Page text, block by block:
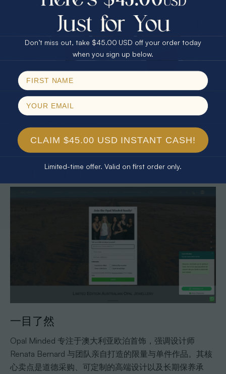
实际使用场景
例如一名珠宝设计师在平台上直接与澳洲矿工沟通，采购
已由Opal sheriff审核的黑欧泊用于定制戒指，从而保证了
材料来源的可溯源性与作品的市场溢价。
定价
定价随拍卖与卖家挂牌而异，拍卖起价可低至1美元，同时
也存在一口价商品供选择。详细费用结构需在下单或出价
网站： https://opalauctions.com
Opal Minded
一目了然
Opal Minded 专注于澳大利亚欧泊首饰，强调设计师
Renata Bernard 与团队亲自打造的限量与单件作品。其核
心卖点是道德采购、可定制的高端设计以及长期保养承
30% Off
40% Off
$75.00 CASH
25% Off
Email
Don’t miss out, take $45.00 USD off your order today
when you sign up below.
CLAIM $45.00 USD INSTANT CASH!
Limited-time offer. Valid on first order only.